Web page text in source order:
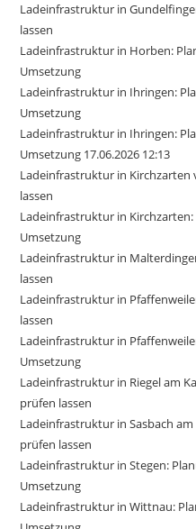
Ladeinfrastruktur in
lassen
Ladeinfrastruktur in Horben:
Umsetzung
Ladeinfrastruktur in Ihringen:
Umsetzung
Ladeinfrastruktur in Ihringen:
Umsetzung 17.06.2026 12:13
Ladeinfrastruktur in
lassen
Ladeinfrastruktur in
Umsetzung
Ladeinfrastruktur in
lassen
Ladeinfrastruktur in
lassen
Ladeinfrastruktur in
Umsetzung
Ladeinfrastruktur in Riegel am
prüfen lassen
Ladeinfrastruktur in Sasbach
prüfen lassen
Ladeinfrastruktur in Stegen:
Umsetzung
Ladeinfrastruktur in Wittnau: